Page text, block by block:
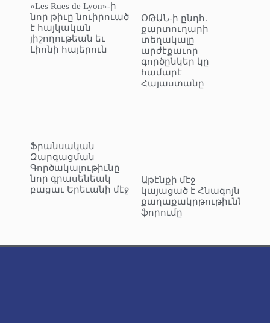
«Les Rues de Lyon»-ի
նոր թիւը նուիրուած
է հայկական
յիշողութեան եւ
Լիոնի հայերուն
Ֆրանսական
Զարգացման
Գործակալութիւնը
նոր գրասենեակ
բացաւ Երեւանի մէջ
ՕԹԱՆ-ի ընդհ.
քարտուղարի
տեղակալը
արժէքաւոր
գործընկեր կը
համարէ
Հայաստանը
Աթէնքի մէջ
կայացած է Հնագոյն
քաղաքակրթութիւններու
ֆորումը